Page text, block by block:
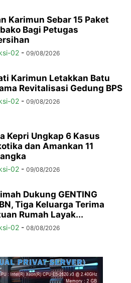
Karimun Sebar 15 Paket
Bagi Petugas
02 - 09/08/2026
Karimun Letakkan Batu
Revitalisasi Gedung BPS
02 - 09/08/2026
Kepri Ungkap 6 Kasus
dan Amankan 11
02 - 09/08/2026
Dukung GENTING
Tiga Keluarga Terima
Rumah Layak...
02 - 08/08/2026